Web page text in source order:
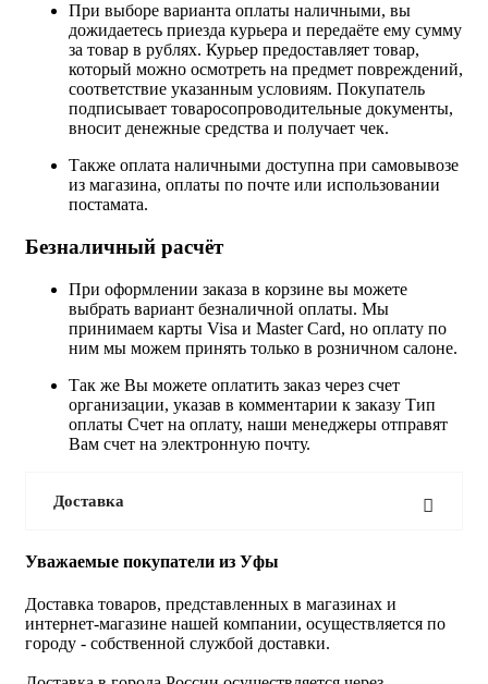
При выборе варианта оплаты наличными, вы
дожидаетесь приезда курьера и передаёте ему сумму
за товар в рублях. Курьер предоставляет товар,
который можно осмотреть на предмет повреждений,
соответствие указанным условиям. Покупатель
подписывает товаросопроводительные документы,
вносит денежные средства и получает чек.
Также оплата наличными доступна при самовывозе
из магазина, оплаты по почте или использовании
постамата.
Безналичный расчёт
При оформлении заказа в корзине вы можете
выбрать вариант безналичной оплаты. Мы
принимаем карты Visa и Master Card, но оплату по
ним мы можем принять только в розничном салоне.
Так же Вы можете оплатить заказ через счет
организации, указав в комментарии к заказу Тип
оплаты Счет на оплату, наши менеджеры отправят
Вам счет на электронную почту.
Доставка
Уважаемые покупатели из Уфы
Доставка товаров, представленных в магазинах и
интернет-магазине нашей компании, осуществляется по
городу - собственной службой доставки.